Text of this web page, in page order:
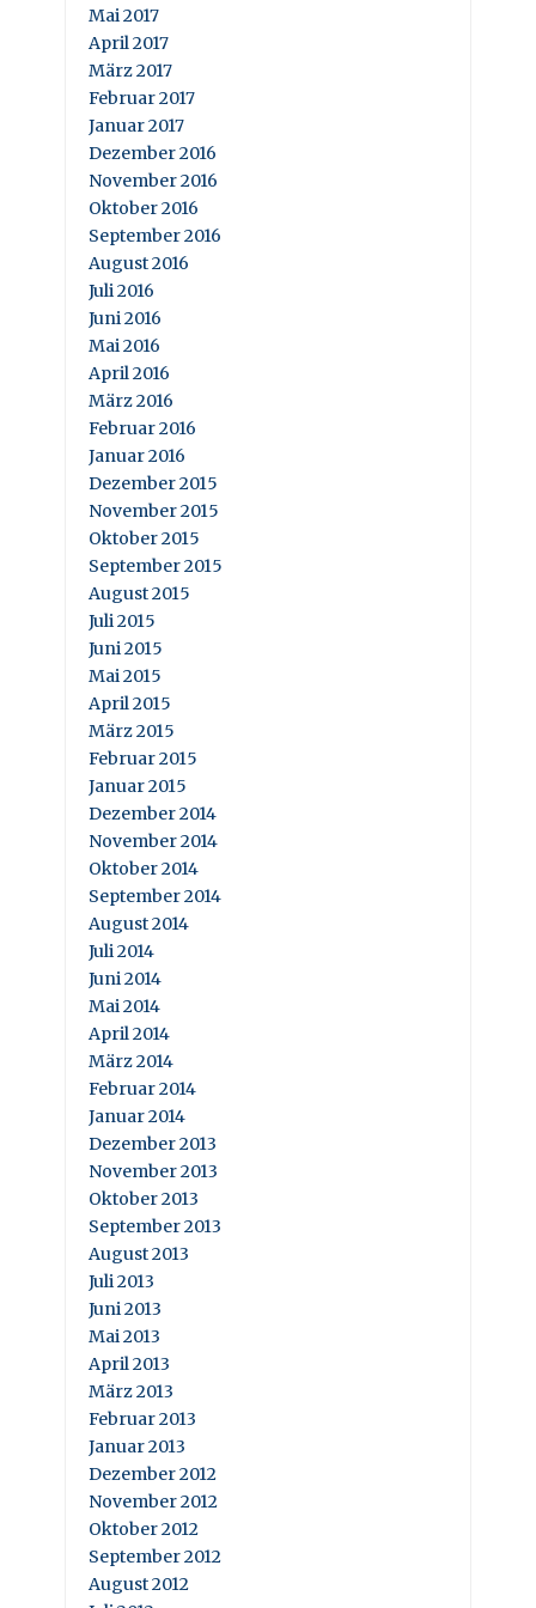
Mai 2017
April 2017
März 2017
Februar 2017
Januar 2017
Dezember 2016
November 2016
Oktober 2016
September 2016
August 2016
Juli 2016
Juni 2016
Mai 2016
April 2016
März 2016
Februar 2016
Januar 2016
Dezember 2015
November 2015
Oktober 2015
September 2015
August 2015
Juli 2015
Juni 2015
Mai 2015
April 2015
März 2015
Februar 2015
Januar 2015
Dezember 2014
November 2014
Oktober 2014
September 2014
August 2014
Juli 2014
Juni 2014
Mai 2014
April 2014
März 2014
Februar 2014
Januar 2014
Dezember 2013
November 2013
Oktober 2013
September 2013
August 2013
Juli 2013
Juni 2013
Mai 2013
April 2013
März 2013
Februar 2013
Januar 2013
Dezember 2012
November 2012
Oktober 2012
September 2012
August 2012